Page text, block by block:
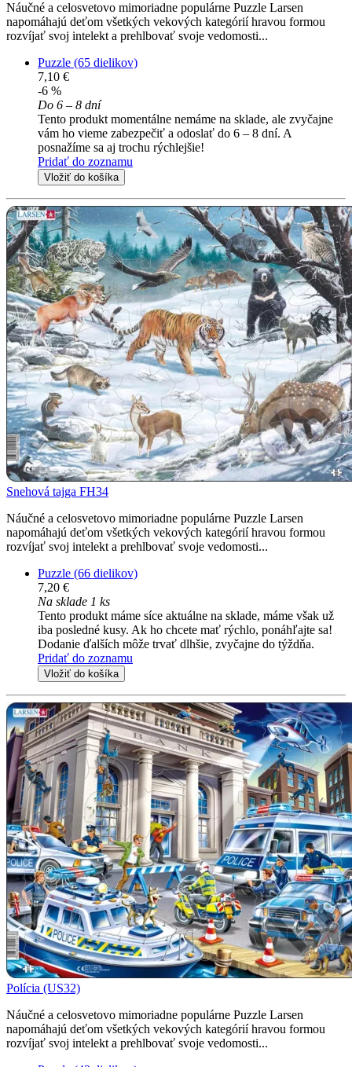
Náučné a celosvetovo mimoriadne populárne Puzzle Larsen
napomáhajú deťom všetkých vekových kategórií hravou formou
rozvíjať svoj intelekt a prehlbovať svoje vedomosti...
Puzzle (65 dielikov)
7,10 €
-6 %
Do 6 – 8 dní
Tento produkt momentálne nemáme na sklade, ale zvyčajne
vám ho vieme zabezpečiť a odoslať do 6 – 8 dní. A
posnažíme sa aj trochu rýchlejšie!
Pridať do zoznamu
Vložiť do košíka
Snehová tajga FH34
Náučné a celosvetovo mimoriadne populárne Puzzle Larsen
napomáhajú deťom všetkých vekových kategórií hravou formou
rozvíjať svoj intelekt a prehlbovať svoje vedomosti...
Puzzle (66 dielikov)
7,20 €
Na sklade 1 ks
Tento produkt máme síce aktuálne na sklade, máme však už
iba posledné kusy. Ak ho chcete mať rýchlo, ponáhľajte sa!
Dodanie ďalších môže trvať dlhšie, zvyčajne do týždňa.
Pridať do zoznamu
Vložiť do košíka
Polícia (US32)
Náučné a celosvetovo mimoriadne populárne Puzzle Larsen
napomáhajú deťom všetkých vekových kategórií hravou formou
rozvíjať svoj intelekt a prehlbovať svoje vedomosti...